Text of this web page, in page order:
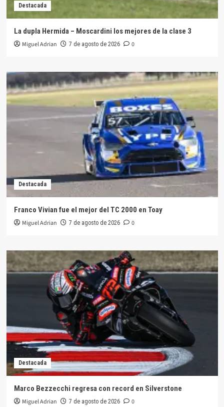
Destacada
La dupla Hermida – Moscardini los mejores de la clase 3
Miguel Adrian 7 de agosto de 2026 0
Destacada
Franco Vivian fue el mejor del TC 2000 en Toay
Miguel Adrian 7 de agosto de 2026 0
Destacada
Marco Bezzecchi regresa con record en Silverstone
Miguel Adrian 7 de agosto de 2026 0